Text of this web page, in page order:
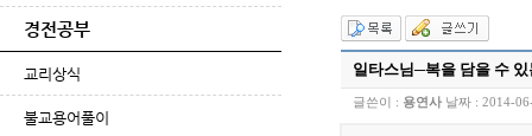
경전공부
교리상식
불교용어풀이
일타스님─복을 담을 수
글쓴이 : 용연사 날짜 : 2014-